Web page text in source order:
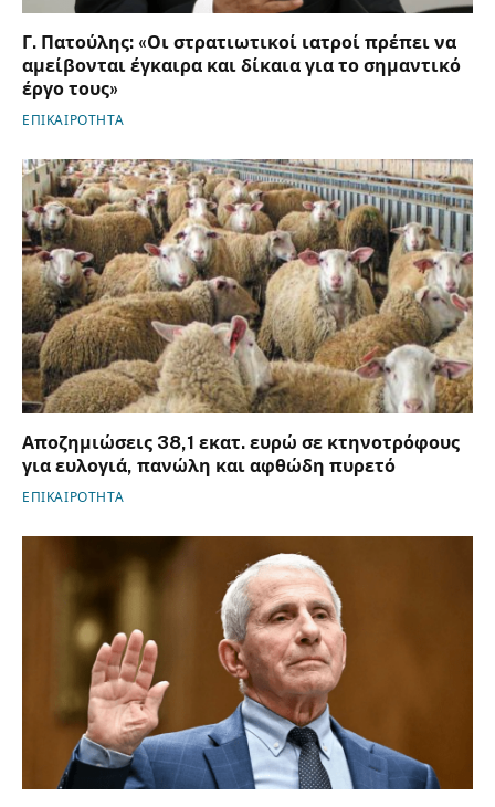
Γ. Πατούλης: «Οι στρατιωτικοί ιατροί πρέπει να
αμείβονται έγκαιρα και δίκαια για το σημαντικό
έργο τους»
ΕΠΙΚΑΙΡΟΤΗΤΑ
Αποζημιώσεις 38,1 εκατ. ευρώ σε κτηνοτρόφους
για ευλογιά, πανώλη και αφθώδη πυρετό
ΕΠΙΚΑΙΡΟΤΗΤΑ